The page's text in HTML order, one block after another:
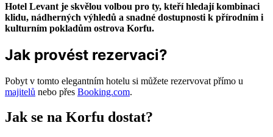
Hotel Levant je skvělou volbou pro ty, kteří hledají kombinaci
klidu, nádherných výhledů a snadné dostupnosti k přírodním i
kulturním pokladům ostrova Korfu.
Jak provést rezervaci?
Pobyt v tomto elegantním hotelu si můžete rezervovat přímo u
majitelů nebo přes Booking.com.
Jak se na Korfu dostat?